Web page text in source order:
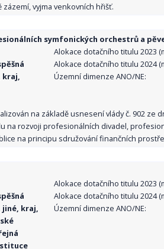
zázemí, vyjma venkovních hřišť.
symfonických orchestrů a
kraj,
Alokace dotačního titulu 2023
Alokace dotačního titulu 2024
Územní dimenze ANO/NE:
na základě usnesení vlády č. 902 ze
na rozvoji profesionálních divadel,
na principu sdružování finančních
kraj,
Alokace dotačního titulu 2023
Alokace dotačního titulu 2024
Územní dimenze ANO/NE: